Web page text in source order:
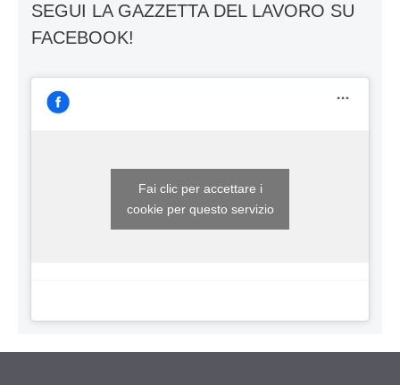
SEGUI LA GAZZETTA DEL LAVORO SU
FACEBOOK!
Fai clic per accettare i
cookie per questo servizio